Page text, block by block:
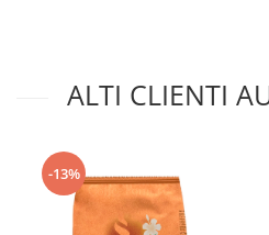
ALTI CLIENTI
-13%